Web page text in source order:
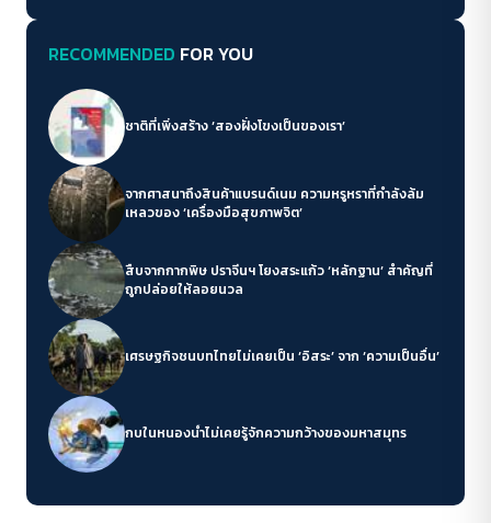
RECOMMENDED FOR YOU
ชาติที่เพิ่งสร้าง ‘สองฝั่งโขงเป็นของเรา’
จากศาสนาถึงสินค้าแบรนด์เนม ความหรูหราที่กำลังล้ม
เหลวของ ‘เครื่องมือสุขภาพจิต’
สืบจากกากพิษ ปราจีนฯ โยงสระแก้ว ‘หลักฐาน’ สำคัญที่
ถูกปล่อยให้ลอยนวล
เศรษฐกิจชนบทไทยไม่เคยเป็น ‘อิสระ’ จาก ‘ความเป็นอื่น’
กบในหนองน้ำไม่เคยรู้จักความกว้างของมหาสมุทร